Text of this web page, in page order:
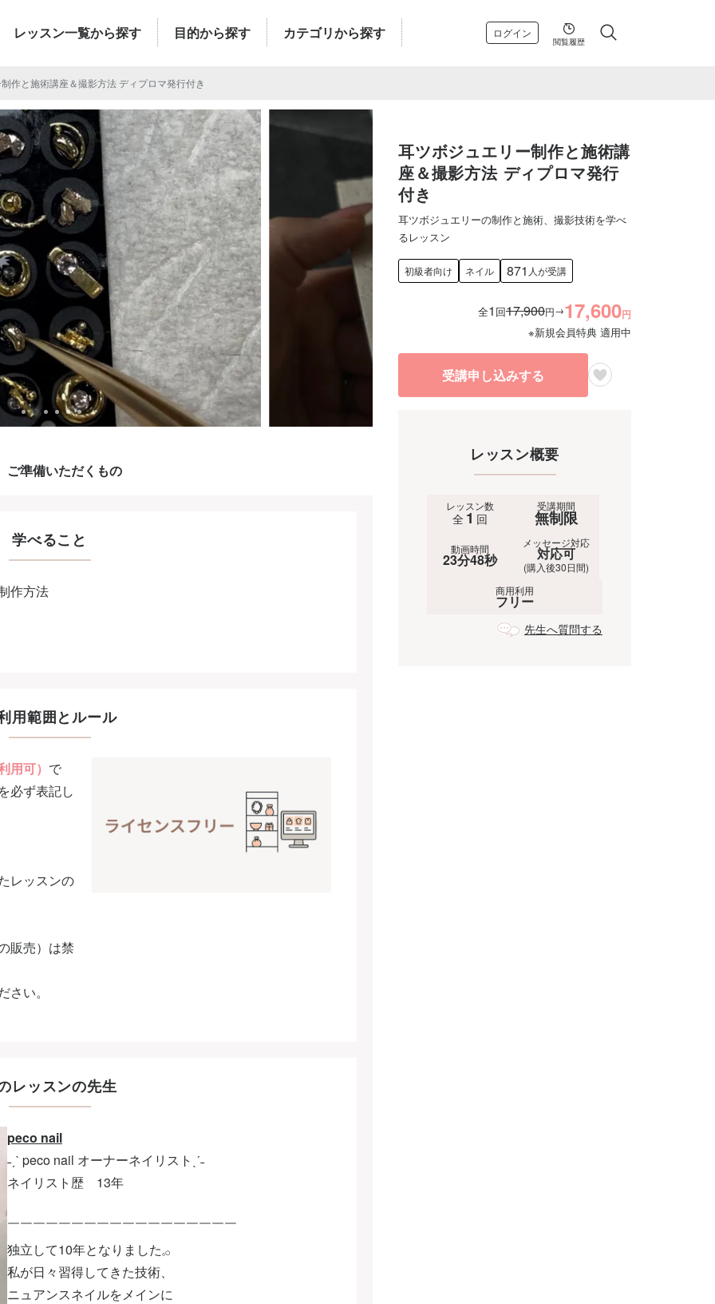
レッスン一覧から探す 目的から探す カテゴリから探す ログイン
閲覧履歴
作と施術講座＆撮影方法 ディプロマ発行付き
耳ツボジュエリー制作と施術講
座＆撮影方法 ディプロマ発行
付き
耳ツボジュエリーの制作と施術、撮影技術を学べ
るレッスン
初級者向け ネイル 871 人が受講
全1 回17,900円→17,600円
※新規会員特典 適用中
受講申し込みする
レッスン概要
レッスン数
全 1 回
受講期間
無制限
動画時間
23分48秒
メッセージ対応
対応可
(購入後30日間)
商用利用
フリー
先生へ質問する
ご準備いただくもの
学べること
作方法
用範囲とルール
用可） で
必ず表記し
レッスンの
販売）は禁
さい。
レッスンの先生
peco nail
˗ˏˋ peco nail オーナーネイリストˎˊ˗
ネイリスト歴 13年
￣￣￣￣￣￣￣￣￣￣￣￣￣￣￣￣￣￣
独立して10年となりました𓈒𓂂
私が日々習得してきた技術、
ニュアンスネイルをメインに